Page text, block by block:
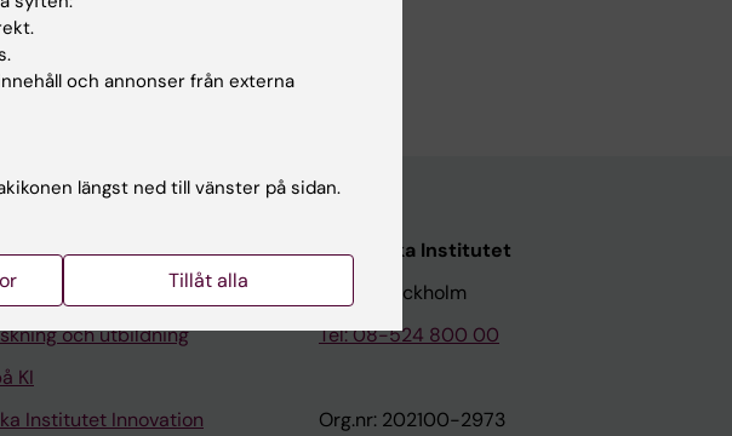
och besök KI
och utbildning
KI
Institutet Innovation
Karolinska Institutet
171 77 Stockholm
Tel: 08-524 800 00
Org.nr: 202100-2973
och annonser från externa
längst ned till vänster på sidan.
Tillåt alla